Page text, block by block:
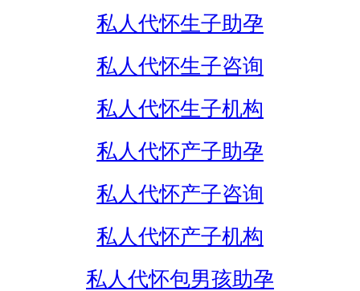
私人代怀生子助孕
私人代怀生子咨询
私人代怀生子机构
私人代怀产子助孕
私人代怀产子咨询
私人代怀产子机构
私人代怀包男孩助孕